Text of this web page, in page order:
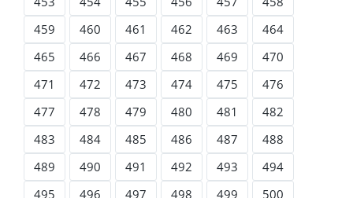
459
460 461 462 463
464
465
466 467 468 469
470
471
472 473 474 475
476
477
478 479 480 481
482
483
484 485 486 487
488
489
490 491 492 493
494
495
496 497 498 499
500